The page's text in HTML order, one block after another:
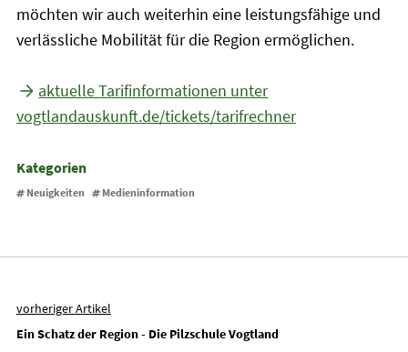
möchten wir auch weiterhin eine leistungsfähige und
verlässliche Mobilität für die Region ermöglichen.
aktuelle Tarifinformationen unter
vogtlandauskunft.de/tickets/tarifrechner
Kategorien
Neuigkeiten Medieninformation
vorheriger Artikel
Ein Schatz der Region - Die Pilzschule Vogtland